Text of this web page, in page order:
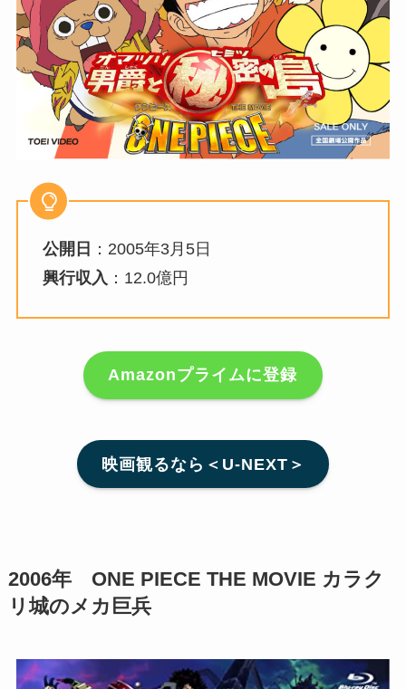
公開日 ：2005年3月5日
興行収入 ：12.0億円
Amazonプライムに登録
映画観るなら＜U-NEXT＞
2006年 ONE PIECE THE MOVIE カラク
リ城のメカ巨兵